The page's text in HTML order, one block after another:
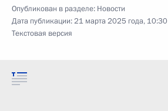
Опубликован в разделе: Новости
Дата публикации:21 марта 2025 года, 10:30
Текстовая версия